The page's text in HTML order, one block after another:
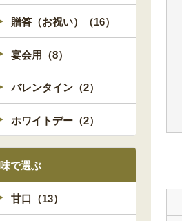
贈答（お祝い）（16）
宴会用（8）
バレンタイン（2）
ホワイトデー（2）
味で選ぶ
甘口（13）